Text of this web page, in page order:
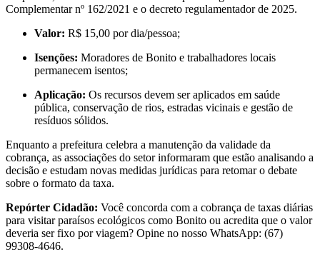
Complementar nº 162/2021 e o decreto regulamentador de 2025.
Valor: R$ 15,00 por dia/pessoa;
Isenções: Moradores de Bonito e trabalhadores locais
permanecem isentos;
Aplicação: Os recursos devem ser aplicados em saúde
pública, conservação de rios, estradas vicinais e gestão de
resíduos sólidos.
Enquanto a prefeitura celebra a manutenção da validade da
cobrança, as associações do setor informaram que estão analisando a
decisão e estudam novas medidas jurídicas para retomar o debate
sobre o formato da taxa.
Repórter Cidadão: Você concorda com a cobrança de taxas diárias
para visitar paraísos ecológicos como Bonito ou acredita que o valor
deveria ser fixo por viagem? Opine no nosso WhatsApp: (67)
99308-4646.